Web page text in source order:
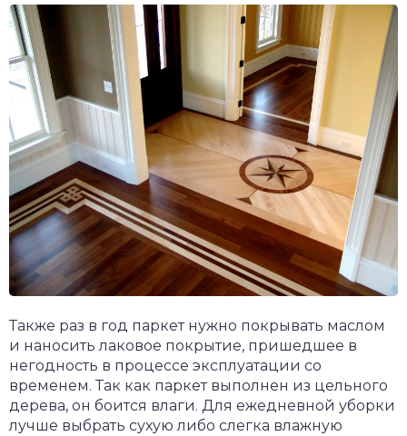
Также раз в год паркет нужно покрывать маслом
и наносить лаковое покрытие, пришедшее в
негодность в процессе эксплуатации со
временем. Так как паркет выполнен из цельного
дерева, он боится влаги. Для ежедневной уборки
лучше выбрать сухую либо слегка влажную